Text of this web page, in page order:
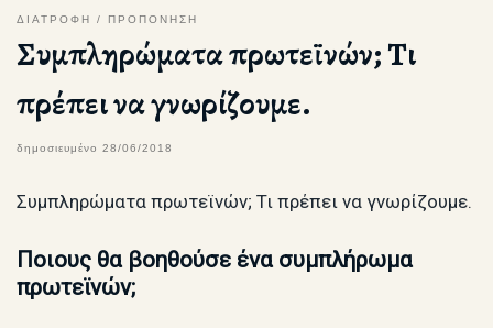
ΔΙΑΤΡΟΦΗ ΠΡΟΠΟΝΗΣΗ
Συμπληρώματα πρωτεϊνών; Τι
πρέπει να γνωρίζουμε.
δημοσιευμένο 28/06/2018
Συμπληρώματα πρωτεϊνών; Τι πρέπει να γνωρίζουμε.
Ποιους θα βοηθούσε ένα συμπλήρωμα
πρωτεϊνών;